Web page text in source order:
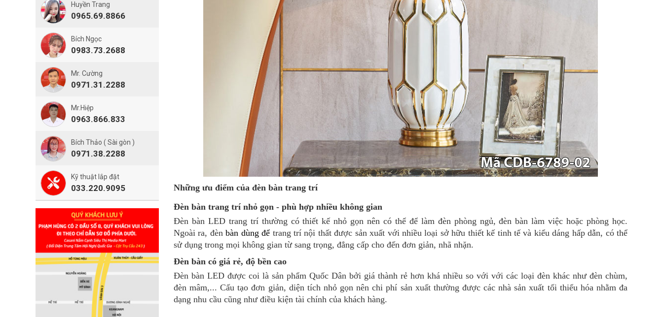
Huyền Trang
0965.69.8866
Bích Ngọc
0983.73.2688
Mr. Cường
0971.31.2288
Mr.Hiệp
0963.866.833
Bích Thảo ( Sài gòn )
0971.38.2288
Kỹ thuật lắp đặt
033.220.9095
Những ưu điểm của đèn bàn trang trí
Đèn bàn trang trí nhỏ gọn - phù hợp nhiều không gian
Đèn bàn LED trang trí thường có thiết kế nhỏ gọn nên có thể để làm đèn phòng ngủ, đèn bàn làm việc hoặc phòng học.
Ngoài ra, đènbàn dùng để trang trí nội thất được sản xuất với nhiều loại sở hữu thiết kế tinh tế và kiểu dáng hấp dẫn, có thể
sử dụng trong mọi không gian từ sang trọng, đẳng cấp cho đến đơn giản, nhã nhặn.
Đèn bàn có giá rẻ, độ bền cao
Đèn bàn LED được coi là sản phẩm Quốc Dân bởi giá thành rẻ hơn khá nhiều so với với các loại đèn khác như đèn chùm,
đèn mâm,... Cấu tạo đơn giản, diện tích nhỏ gọn nên chi phí sản xuất thường được các nhà sản xuất tối thiểu hóa nhằm đa
dạng nhu cầu cũng như điều kiện tài chính của khách hàng.